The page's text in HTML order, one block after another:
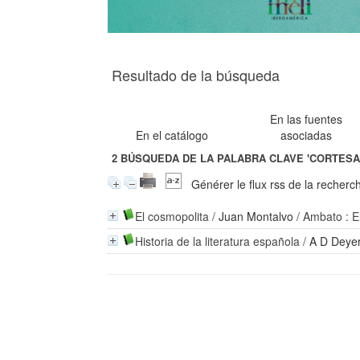
Resultado de la búsqueda
En el catálogo
En las fuentes
asociadas
2 BÚSQUEDA DE LA PALABRA CLAVE
Générer le flux rss de la
El cosmopolita /Juan Montalvo / Ambato :
Historia de la literatura española /A D